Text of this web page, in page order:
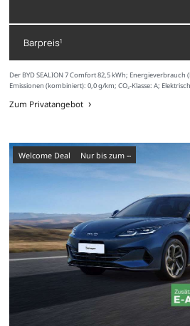
Barpreis1
Der BYD SEALION 7 Comfort 82,5 kWh; Energieverbrauch
Emissionen (kombiniert): 0,0 g/km; CO₂-Klasse: A;
Zum Privatangebot
Welcome Deal nur bis zum --